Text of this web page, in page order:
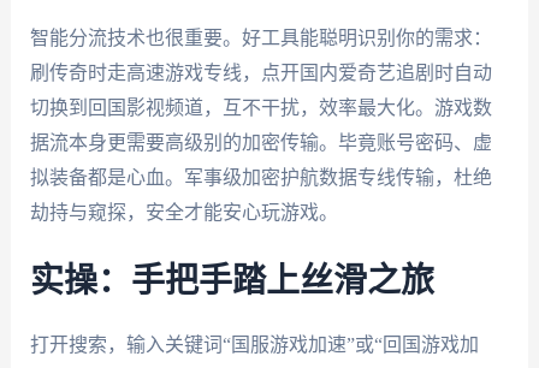
智能分流技术也很重要。好工具能聪明识别你的需求：
刷传奇时走高速游戏专线，点开国内爱奇艺追剧时自动
切换到回国影视频道，互不干扰，效率最大化。游戏数
据流本身更需要高级别的加密传输。毕竟账号密码、虚
拟装备都是心血。军事级加密护航数据专线传输，杜绝
劫持与窥探，安全才能安心玩游戏。
实操：手把手踏上丝滑之旅
打开搜索，输入关键词“国服游戏加速”或“回国游戏加